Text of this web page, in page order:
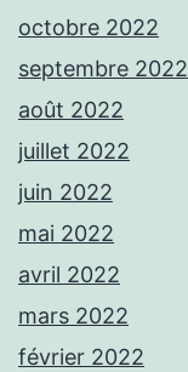
octobre 2022
septembre 2022
août 2022
juillet 2022
juin 2022
mai 2022
avril 2022
mars 2022
février 2022